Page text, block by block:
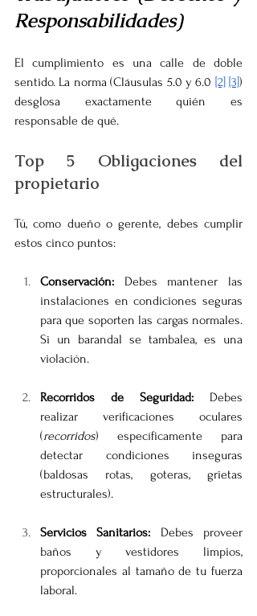
Responsabilidades)
El cumplimiento es una calle de doble
sentido. La norma (Cláusulas 5.0 y 6.0 [2] [3] )
desglosa exactamente quién es
responsable de qué.
Top 5 Obligaciones del
propietario
Tú, como dueño o gerente, debes cumplir
estos cinco puntos:
Conservación: Debes mantener las
instalaciones en condiciones seguras
para que soporten las cargas normales.
Si un barandal se tambalea, es una
violación.
Recorridos de Seguridad: Debes
realizar verificaciones oculares
(recorridos) específicamente para
detectar condiciones inseguras
(baldosas rotas, goteras, grietas
estructurales).
Servicios Sanitarios: Debes proveer
baños y vestidores limpios,
proporcionales al tamaño de tu fuerza
laboral.